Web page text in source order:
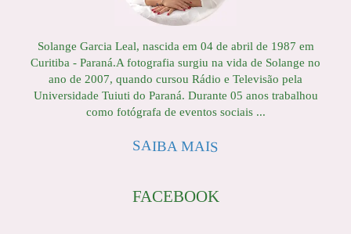
Solange Garcia Leal, nascida em 04 de abril de 1987 em
Curitiba - Paraná.A fotografia surgiu na vida de Solange no
ano de 2007, quando cursou Rádio e Televisão pela
Universidade Tuiuti do Paraná. Durante 05 anos trabalhou
como fotógrafa de eventos sociais ...
SAIBA MAIS
FACEBOOK